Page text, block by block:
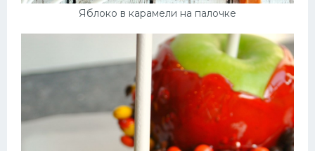
Яблоко в карамели на палочке